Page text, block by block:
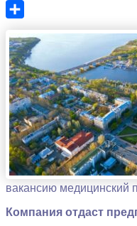
Email
Отправить
вакансию медицинский
Компания отдаст